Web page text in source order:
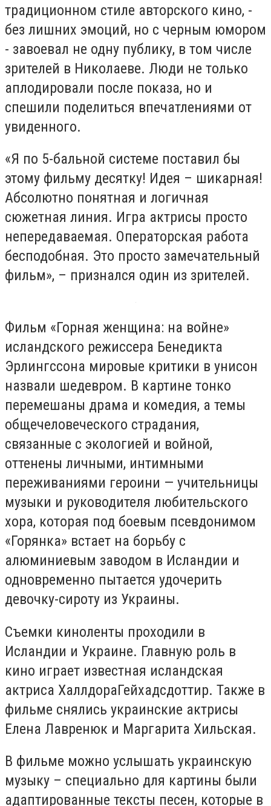
традиционном стиле авторского кино, -
без лишних эмоций, но с черным юмором
- завоевал не одну публику, в том числе
зрителей в Николаеве. Люди не только
аплодировали после показа, но и
спешили поделиться впечатлениями от
увиденного.
«Я по 5-бальной системе поставил бы
этому фильму десятку! Идея – шикарная!
Абсолютно понятная и логичная
сюжетная линия. Игра актрисы просто
непередаваемая. Операторская работа
бесподобная. Это просто замечательный
фильм», – признался один из зрителей.
Фильм «Горная женщина: на войне»
исландского режиссера Бенедикта
Эрлингссона мировые критики в унисон
назвали шедевром. В картине тонко
перемешаны драма и комедия, а темы
общечеловеческого страдания,
связанные с экологией и войной,
оттенены личными, интимными
переживаниями героини — учительницы
музыки и руководителя любительского
хора, которая под боевым псевдонимом
«Горянка» встает на борьбу с
алюминиевым заводом в Исландии и
одновременно пытается удочерить
девочку-сироту из Украины.
Съемки киноленты проходили в
Исландии и Украине. Главную роль в
кино играет известная исландская
актриса ХаллдораГейхадсдоттир. Также в
фильме снялись украинские актрисы
Елена Лавренюк и Маргарита Хильская.
В фильме можно услышать украинскую
музыку – специально для картины были
адаптированные тексты песен, которые в